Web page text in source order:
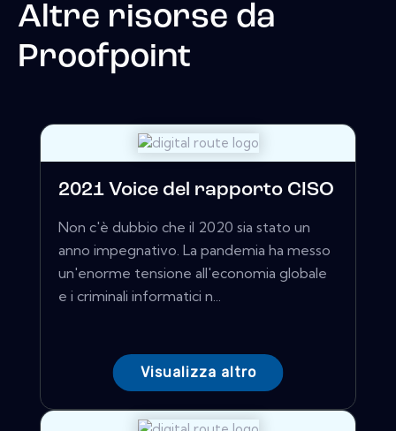
Altre risorse da
Proofpoint
2021 Voice del rapporto CISO
Non c'è dubbio che il 2020 sia stato un
anno impegnativo. La pandemia ha messo
un'enorme tensione all'economia globale
e i criminali informatici n...
Visualizza altro